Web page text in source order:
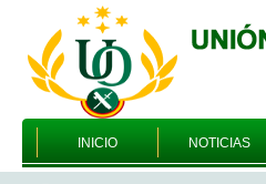
INICIO NOTICIAS